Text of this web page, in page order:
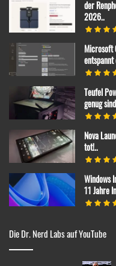
der
2026..
Microsoft
entspannt
Teufel
genug
Nova
tot!..
Windows
11 Jahre
Die Dr. Nerd Labs auf YouTube